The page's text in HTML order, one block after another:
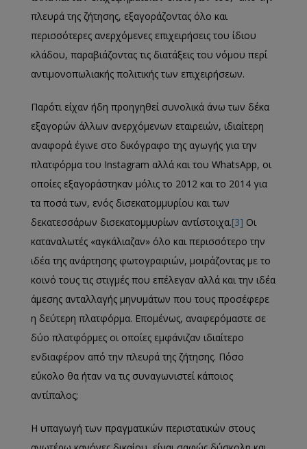
πλευρά της ζήτησης, εξαγοράζοντας όλο και
περισσότερες ανερχόμενες επιχειρήσεις του ίδιου
κλάδου, παραβιάζοντας τις διατάξεις του νόμου περί
αντιμονοπωλιακής πολιτικής των επιχειρήσεων.
Παρότι είχαν ήδη προηγηθεί συνολικά άνω των δέκα
εξαγορών άλλων ανερχόμενων εταιρειών, ιδιαίτερη
αναφορά έγινε στο δικόγραφο της αγωγής για την
πλατφόρμα του Instagram αλλά και του WhatsApp, οι
οποίες εξαγοράστηκαν μόλις το 2012 και το 2014 για
τα ποσά των, ενός δισεκατομμυρίου και των
δεκατεσσάρων δισεκατομμυρίων αντίστοιχα.[3] Οι
καταναλωτές «αγκάλιαζαν» όλο και περισσότερο την
ιδέα της ανάρτησης φωτογραφιών, μοιράζοντας με το
κοινό τους τις στιγμές που επέλεγαν αλλά και την ιδέα
άμεσης ανταλλαγής μηνυμάτων που τους προσέφερε
η δεύτερη πλατφόρμα. Eπομένως, αναφερόμαστε σε
δύο πλατφόρμες οι οποίες εμφάνιζαν ιδιαίτερο
ενδιαφέρον από την πλευρά της ζήτησης. Πόσο
εύκολο θα ήταν να τις συναγωνιστεί κάποιος
αντίπαλος;
Η υπαγωγή των πραγματικών περιστατικών στους